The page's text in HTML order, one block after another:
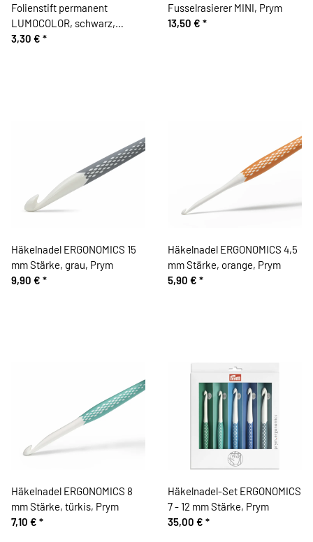
Folienstift permanent
LUMOCOLOR, schwarz,
Staedtler
3,30 € *
Fusselrasierer MINI, Prym
13,50 € *
Häkelnadel ERGONOMICS 15
mm Stärke, grau, Prym
9,90 € *
Häkelnadel ERGONOMICS 4,5
mm Stärke, orange, Prym
5,90 € *
Häkelnadel ERGONOMICS 8
mm Stärke, türkis, Prym
7,10 € *
Häkelnadel-Set ERGONOMICS
7 - 12 mm Stärke, Prym
35,00 € *